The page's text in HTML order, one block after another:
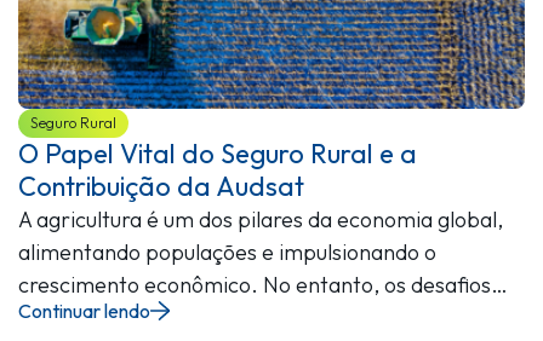
Seguro Rural
O Papel Vital do Seguro Rural e a
Contribuição da Audsat
A agricultura é um dos pilares da economia global,
alimentando populações e impulsionando o
crescimento econômico. No entanto, os desafios…
Continuar lendo